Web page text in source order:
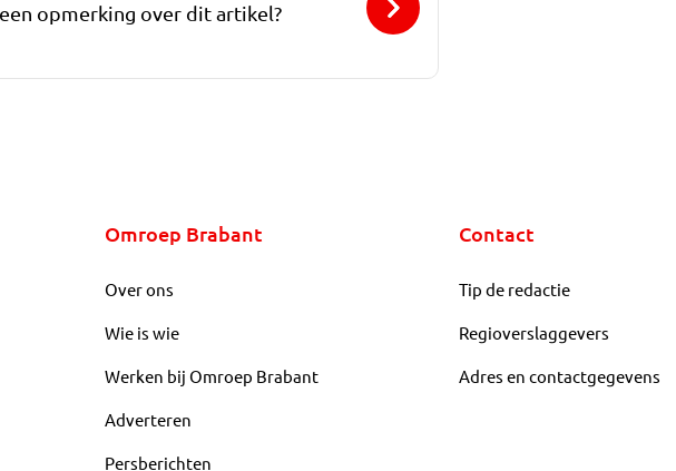
opmerking over dit artikel?
Omroep Brabant
Over ons
Wie is wie
Werken bij Omroep Brabant
Adverteren
Persberichten
Contact
Tip de redactie
Regioverslaggevers
Adres en contactgegevens